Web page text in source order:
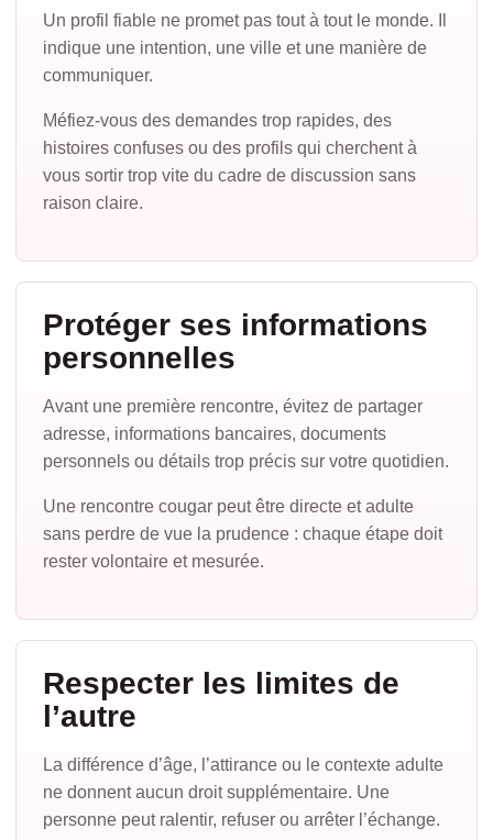
Un profil fiable ne promet pas tout à tout le monde. Il
indique une intention, une ville et une manière de
communiquer.
Méfiez-vous des demandes trop rapides, des
histoires confuses ou des profils qui cherchent à
vous sortir trop vite du cadre de discussion sans
raison claire.
Protéger ses informations
personnelles
Avant une première rencontre, évitez de partager
adresse, informations bancaires, documents
personnels ou détails trop précis sur votre quotidien.
Une rencontre cougar peut être directe et adulte
sans perdre de vue la prudence : chaque étape doit
rester volontaire et mesurée.
Respecter les limites de
l’autre
La différence d’âge, l’attirance ou le contexte adulte
ne donnent aucun droit supplémentaire. Une
personne peut ralentir, refuser ou arrêter l’échange.